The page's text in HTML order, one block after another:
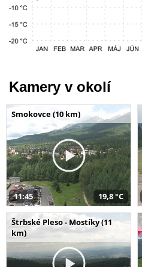
Kamery v okolí
Smokovce (10 km)
11:45 19,8 °C
Štrbské Pleso - Mostíky (11
km)